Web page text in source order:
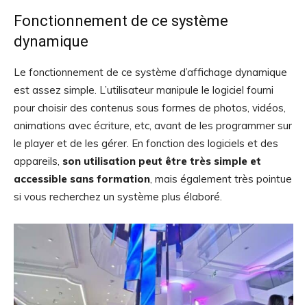
Fonctionnement de ce système
dynamique
Le fonctionnement de ce système d’affichage dynamique
est assez simple. L’utilisateur manipule le logiciel fourni
pour choisir des contenus sous formes de photos, vidéos,
animations avec écriture, etc, avant de les programmer sur
le player et de les gérer. En fonction des logiciels et des
appareils, son utilisation peut être très simple et
accessible sans formation, mais également très pointue
si vous recherchez un système plus élaboré.